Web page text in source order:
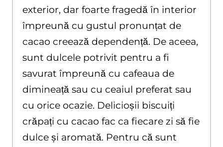
exterior, dar foarte fragedă în interior
împreună cu gustul pronunțat de
cacao creează dependență. De aceea,
sunt dulcele potrivit pentru a fi
savurat împreună cu cafeaua de
dimineață sau cu ceaiul preferat sau
cu orice ocazie. Delicioșii biscuiți
crăpați cu cacao fac ca fiecare zi să fie
dulce și aromată. Pentru că sunt